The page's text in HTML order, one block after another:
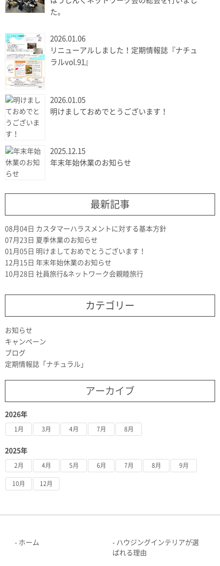
た。
2026.01.06
リニューアルしました！定期情報誌『ナチュ
ラルvol.91』
2026.01.05
明けましておめでとうございます！
2025.12.15
年末年始休業のお知らせ
最新記事
08月04日 カスタマーハラスメントに対する基本方針
07月23日 夏季休業のお知らせ
01月05日 明けましておめでとうございます！
12月15日 年末年始休業のお知らせ
10月28日 社員旅行&ネットワーク会親睦旅行
カテゴリー
お知らせ
キャンペーン
ブログ
定期情報誌「ナチュラル」
アーカイブ
2026年
1月 3月 4月 7月 8月
2025年
2月 4月 5月 6月 7月 8月 9月
10月 12月
ホーム
ハウジングインテリアが選
ばれる理由